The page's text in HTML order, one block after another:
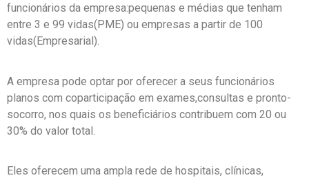
funcionários da empresa:pequenas e médias que tenham
entre 3 e 99 vidas(PME) ou empresas a partir de 100
vidas(Empresarial).
A empresa pode optar por oferecer a seus funcionários
planos com coparticipação em exames,consultas e pronto-
socorro, nos quais os beneficiários contribuem com 20 ou
30% do valor total.
Eles oferecem uma ampla rede de hospitais, clínicas,